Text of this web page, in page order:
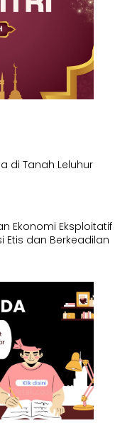
di Tanah Leluhur
Ekonomi Eksploitatif
Etis dan Berkeadilan